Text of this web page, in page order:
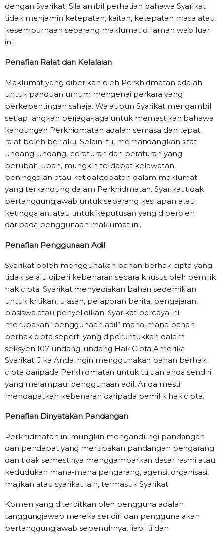
dengan Syarikat. Sila ambil perhatian bahawa Syarikat
tidak menjamin ketepatan, kaitan, ketepatan masa atau
kesempurnaan sebarang maklumat di laman web luar
ini.
Penafian Ralat dan Kelalaian
Maklumat yang diberikan oleh Perkhidmatan adalah
untuk panduan umum mengenai perkara yang
berkepentingan sahaja. Walaupun Syarikat mengambil
setiap langkah berjaga-jaga untuk memastikan bahawa
kandungan Perkhidmatan adalah semasa dan tepat,
ralat boleh berlaku. Selain itu, memandangkan sifat
undang-undang, peraturan dan peraturan yang
berubah-ubah, mungkin terdapat kelewatan,
peninggalan atau ketidaktepatan dalam maklumat
yang terkandung dalam Perkhidmatan. Syarikat tidak
bertanggungjawab untuk sebarang kesilapan atau
ketinggalan, atau untuk keputusan yang diperoleh
daripada penggunaan maklumat ini.
Penafian Penggunaan Adil
Syarikat boleh menggunakan bahan berhak cipta yang
tidak selalu diberi kebenaran secara khusus oleh pemilik
hak cipta. Syarikat menyediakan bahan sedemikian
untuk kritikan, ulasan, pelaporan berita, pengajaran,
biasiswa atau penyelidikan. Syarikat percaya ini
merupakan “penggunaan adil” mana-mana bahan
berhak cipta seperti yang diperuntukkan dalam
seksyen 107 undang-undang Hak Cipta Amerika
Syarikat. Jika Anda ingin menggunakan bahan berhak
cipta daripada Perkhidmatan untuk tujuan anda sendiri
yang melampaui penggunaan adil, Anda mesti
mendapatkan kebenaran daripada pemilik hak cipta.
Penafian Dinyatakan Pandangan
Perkhidmatan ini mungkin mengandungi pandangan
dan pendapat yang merupakan pandangan pengarang
dan tidak semestinya menggambarkan dasar rasmi atau
kedudukan mana-mana pengarang, agensi, organisasi,
majikan atau syarikat lain, termasuk Syarikat.
Komen yang diterbitkan oleh pengguna adalah
tanggungjawab mereka sendiri dan pengguna akan
bertanggungjawab sepenuhnya, liabiliti dan